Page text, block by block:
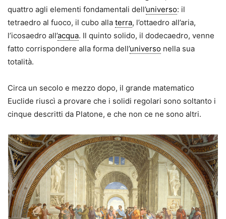
quattro agli elementi fondamentali dell’universo: il
tetraedro al fuoco, il cubo alla terra, l’ottaedro all’aria,
l’icosaedro all’acqua. Il quinto solido, il dodecaedro, venne
fatto corrispondere alla forma dell’universo nella sua
totalità.
Circa un secolo e mezzo dopo, il grande matematico
Euclide riuscì a provare che i solidi regolari sono soltanto i
cinque descritti da Platone, e che non ce ne sono altri.